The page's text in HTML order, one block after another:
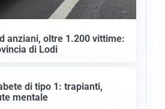
anziani, oltre 1.200 vittime:
di Lodi
di tipo 1: trapianti,
mentale